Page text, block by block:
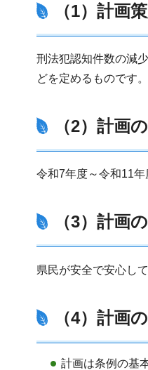
（1）計画
刑法犯認知件数の減
どを定めるものです。
（2）計画
令和7年度～令和11年
（3）計画
県民が安全で安心し
（4）計画
計画は条例の基